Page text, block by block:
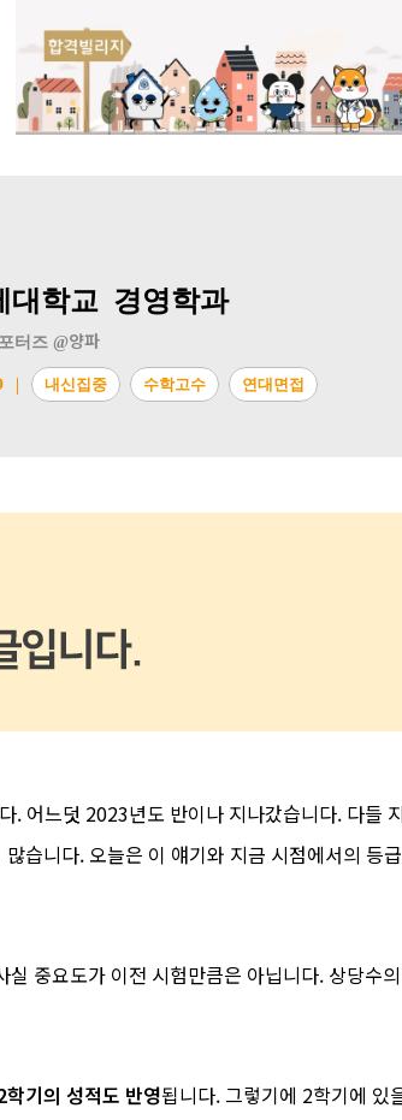
대학교 경영학과
터즈 @양파
내신집중 수학고수 연대면접
. 어느덧 2023년도 반이나 지나갔습니다. 다
습니다. 오늘은 이 얘기와 지금 시점에서의 등
중요도가 이전 시험만큼은 아닙니다. 상당수
기의 성적도 반영됩니다. 그렇기에 2학기에 있